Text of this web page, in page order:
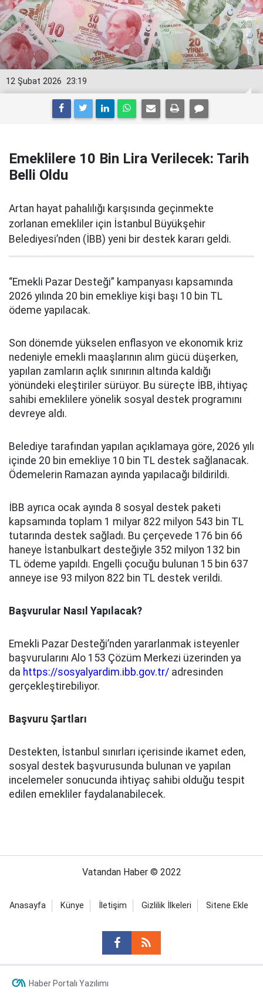
23:19
12 Şubat 2026
Emeklilere 10 Bin Lira Verilecek: Tarih
Belli Oldu
Artan hayat pahalılığı karşısında geçinmekte
zorlanan emekliler için İstanbul Büyükşehir
Belediyesi’nden (İBB) yeni bir destek kararı geldi.
“Emekli Pazar Desteği” kampanyası kapsamında
2026 yılında 20 bin emekliye kişi başı 10 bin TL
ödeme yapılacak.
Son dönemde yükselen enflasyon ve ekonomik kriz
nedeniyle emekli maaşlarının alım gücü düşerken,
yapılan zamların açlık sınırının altında kaldığı
yönündeki eleştiriler sürüyor. Bu süreçte İBB, ihtiyaç
sahibi emeklilere yönelik sosyal destek programını
devreye aldı.
Belediye tarafından yapılan açıklamaya göre, 2026 yılı
içinde 20 bin emekliye 10 bin TL destek sağlanacak.
Ödemelerin Ramazan ayında yapılacağı bildirildi.
İBB ayrıca ocak ayında 8 sosyal destek paketi
kapsamında toplam 1 milyar 822 milyon 543 bin TL
tutarında destek sağladı. Bu çerçevede 176 bin 66
haneye İstanbulkart desteğiyle 352 milyon 132 bin
TL ödeme yapıldı. Engelli çocuğu bulunan 15 bin 637
anneye ise 93 milyon 822 bin TL destek verildi.
Başvurular Nasıl Yapılacak?
Emekli Pazar Desteği’nden yararlanmak isteyenler
başvurularını Alo 153 Çözüm Merkezi üzerinden ya
da https://sosyalyardim.ibb.gov.tr/ adresinden
gerçekleştirebiliyor.
Başvuru Şartları
Destekten, İstanbul sınırları içerisinde ikamet eden,
sosyal destek başvurusunda bulunan ve yapılan
incelemeler sonucunda ihtiyaç sahibi olduğu tespit
edilen emekliler faydalanabilecek.
Vatandan Haber © 2022
Anasayfa Künye İletişim Gizlilik İlkeleri Sitene Ekle
Haber Portalı Yazılımı